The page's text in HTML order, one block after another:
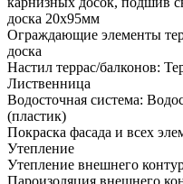
доска 20х95мм
Ограждающие элементы
доска
Настил террас/балконов:
Лиственница
Водосточная система:
(пластик)
Покраска фасада и всех
Утепление
Утепление внешнего